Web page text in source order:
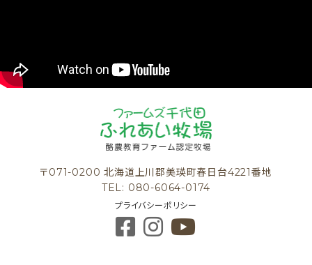
〒071-0200 北海道上川郡美瑛町春日台4221番地
TEL: 080-6064-0174
プライバシーポリシー